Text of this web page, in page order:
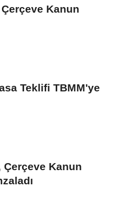
Kanun
Teklifi TBMM'ye
Çerçeve Kanun